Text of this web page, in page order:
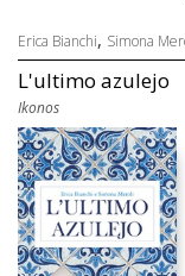
Erica Bianchi, Simona
L'ultimo azulejo
Ikonos